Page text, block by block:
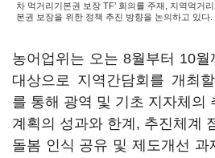
차 먹거리기본권 보장 TF’ 회의를 주재, 지역먹거
본권 보장을 위한 정책 추진 방향을 논의하고 있다
농어업위는 오는 8월부터 10
대상으로 지역간담회를 개최
를 통해 광역 및 기초 지자체의
계획의 성과와 한계, 추진체계
돌봄 인식 공유 및 제도개선 과